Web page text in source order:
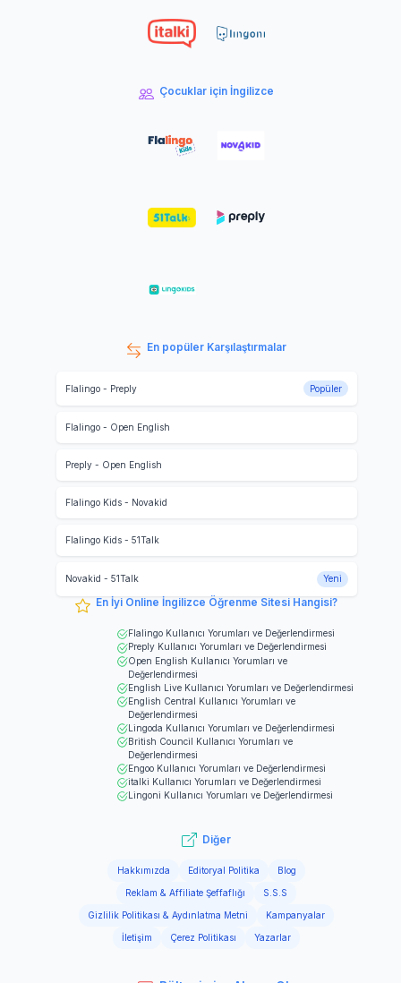
Çocuklar için İngilizce
En popüler Karşılaştırmalar
Flalingo- Preply Popüler
Flalingo- Open English
Preply- Open English
Flalingo Kids- Novakid
Flalingo Kids- 51Talk
Novakid - 51Talk Yeni
En İyi Online İngilizce Öğrenme Sitesi Hangisi?
Flalingo Kullanıcı Yorumları ve Değerlendirmesi
Preply Kullanıcı Yorumları ve Değerlendirmesi
Open English Kullanıcı Yorumları ve
Değerlendirmesi
English Live Kullanıcı Yorumları ve Değerlendirmesi
English Central Kullanıcı Yorumları ve
Değerlendirmesi
Lingoda Kullanıcı Yorumları ve Değerlendirmesi
British Council Kullanıcı Yorumları ve
Değerlendirmesi
Engoo Kullanıcı Yorumları ve Değerlendirmesi
italki Kullanıcı Yorumları ve Değerlendirmesi
Lingoni Kullanıcı Yorumları ve Değerlendirmesi
Diğer
Hakkımızda Editoryal Politika Blog
Reklam & Affiliate Şeffaflığı S.S.S
Gizlilik Politikası & Aydınlatma Metni Kampanyalar
İletişim Çerez Politikası Yazarlar